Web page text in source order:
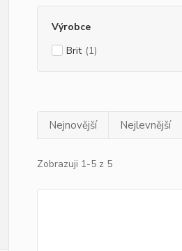
Výrobce
Brit (1)
Nejnovější Nejlevnější
Zobrazuji 1-5 z 5